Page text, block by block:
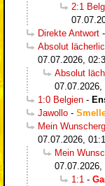
2:1
Direkte Antwort -
Absolut
07.07.2026,
Absolut
07.07.2026,
1:0 Belgien -
Jawollo -
Mein
07.07.2026,
Mein
07.07.2026,
1:1 -